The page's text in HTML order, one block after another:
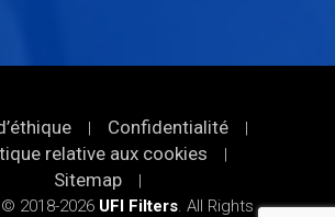
| Confidentialité |
relative aux cookies |
Sitemap
|
2018-2026 UFI Filters. All Rights